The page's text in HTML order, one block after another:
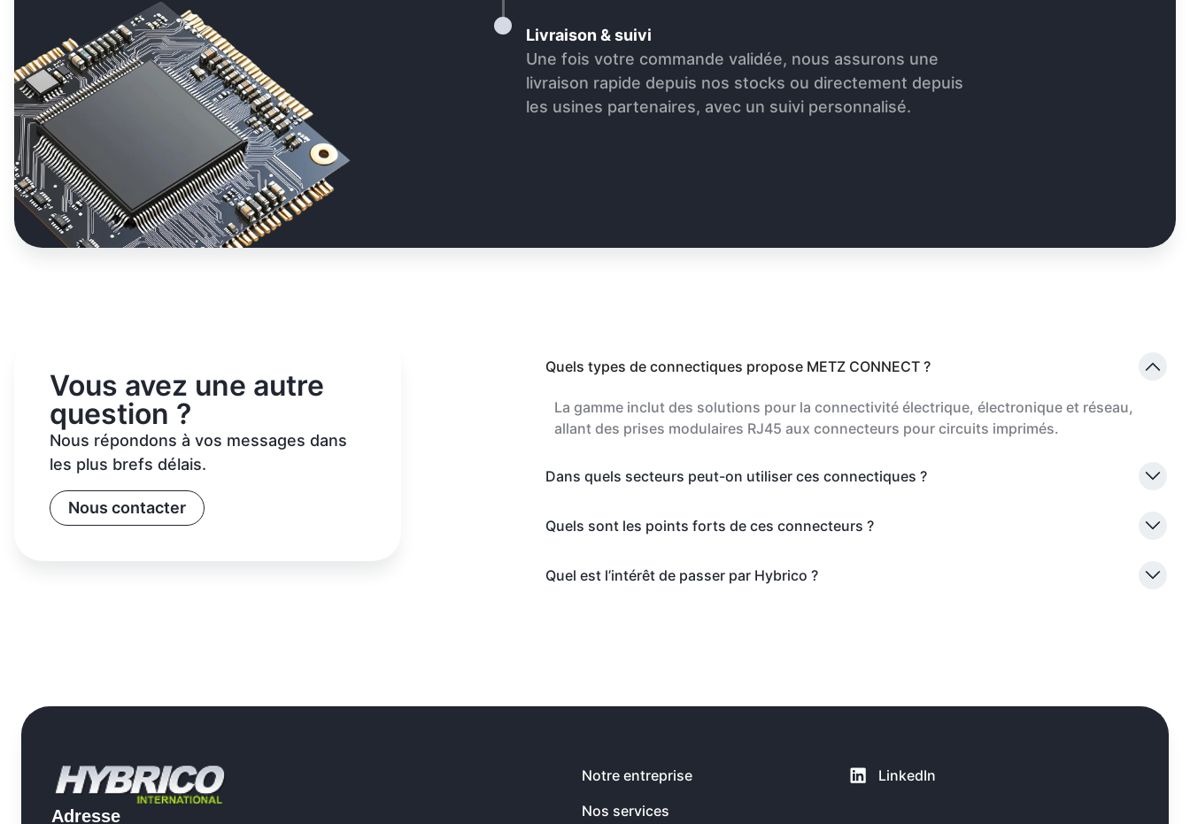
Livraison & suivi
Une fois votre commande validée, nous assurons une
livraison rapide depuis nos stocks ou directement depuis
les usines partenaires, avec un suivi personnalisé.
Vous avez une autre
question ?
Nous répondons à vos messages dans
les plus brefs délais.
Nous contacter
Quels types de connectiques propose METZ CONNECT ?
La gamme inclut des solutions pour la connectivité électrique, électronique et réseau,
allant des prises modulaires RJ45 aux connecteurs pour circuits imprimés.
Dans quels secteurs peut-on utiliser ces connectiques ?
Quels sont les points forts de ces connecteurs ?
Quel est l’intérêt de passer par Hybrico ?
Adresse
Notre entreprise
Nos services
LinkedIn